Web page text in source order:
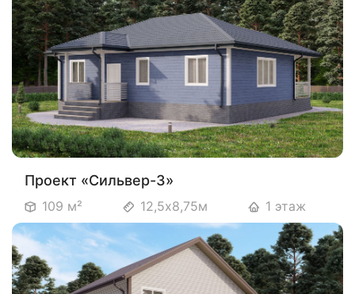
Проект «Сильвер-3»
109 м² 12,5х8,75м 1 этаж